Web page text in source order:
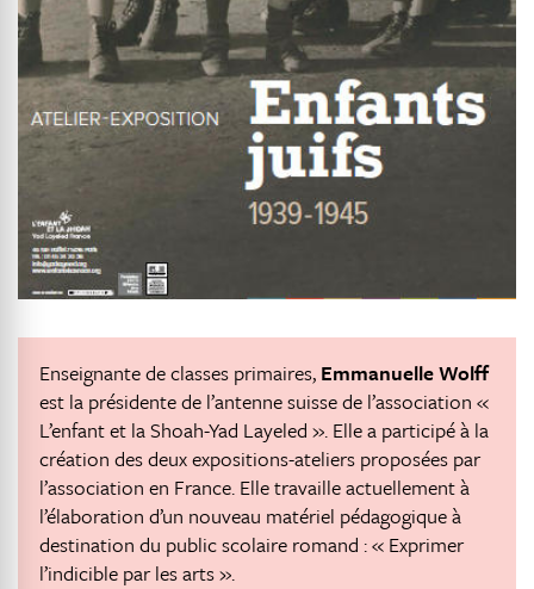
Enseignante de classes primaires, Emmanuelle Wolff
est la présidente de l’antenne suisse de l’association «
L’enfant et la Shoah-Yad Layeled ». Elle a participé à la
création des deux expositions-ateliers proposées par
l’association en France. Elle travaille actuellement à
l’élaboration d’un nouveau matériel pédagogique à
destination du public scolaire romand : « Exprimer
l’indicible par les arts ».